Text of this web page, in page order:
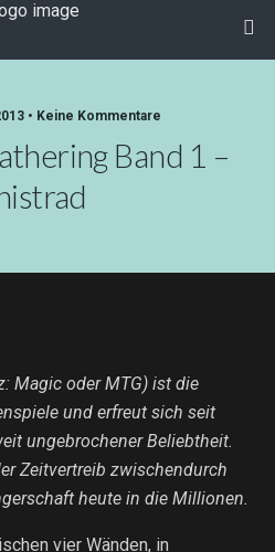
• Keine Kommentare
Band 1 –
Magic oder MTG) ist die
und erfreut sich seit
ungebrochener Beliebtheit.
Zeitvertreib zwischendurch
heute in die Millionen.
vier Wänden, in